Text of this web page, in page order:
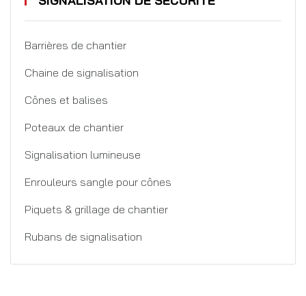
Barrières de chantier
Chaine de signalisation
Cônes et balises
Poteaux de chantier
Signalisation lumineuse
Enrouleurs sangle pour cônes
Piquets & grillage de chantier
Rubans de signalisation